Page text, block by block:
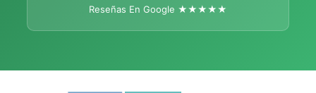
Reseñas En Google ★★★★★